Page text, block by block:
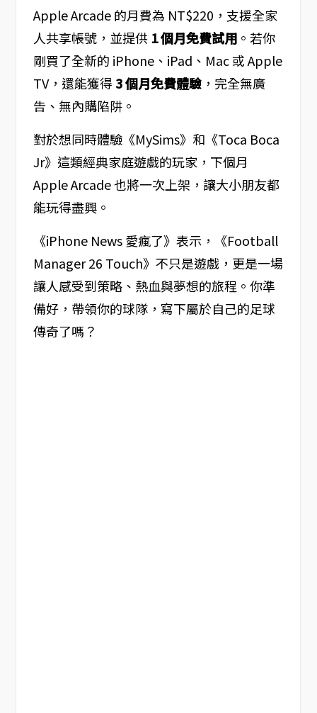
Apple Arcade 的月費為 NT$220，支援全家
人共享帳號，並提供 1 個月免費試用。若你
剛買了全新的 iPhone、iPad、Mac 或 Apple
TV，還能獲得3 個月免費體驗，完全無廣
告、無內購陷阱。
對於想同時體驗《MySims》和《Toca Boca
Jr》這類經典家庭遊戲的玩家，下個月
Apple Arcade 也將一次上架，讓大小朋友都
能玩得盡興。
《iPhone News 愛瘋了》表示，《Football
Manager 26 Touch》不只是遊戲，更是一場
讓人感受到策略、熱血與夢想的旅程。你準
備好，帶領你的球隊，寫下屬於自己的足球
傳奇了嗎？